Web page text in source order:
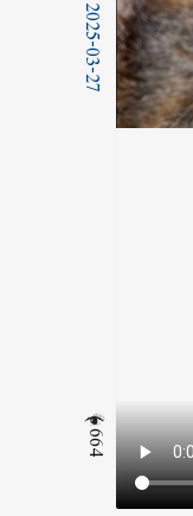
2025-03-27
664